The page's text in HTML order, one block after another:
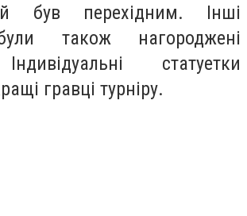
був перехідним. Інші
також нагороджені
статуетки
гравці турніру.